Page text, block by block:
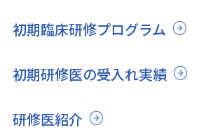
初期臨床研修プログラム
初期研修医の受入れ実績
研修医紹介